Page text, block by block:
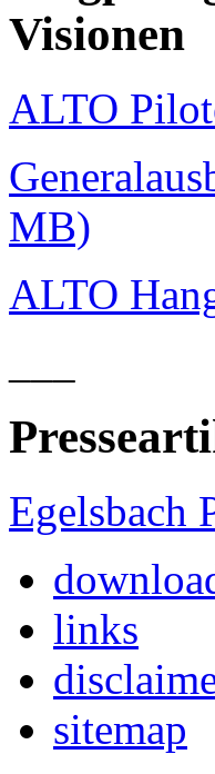
Visionen
ALTO
MB)
ALTO
Egelsbach
links
sitemap